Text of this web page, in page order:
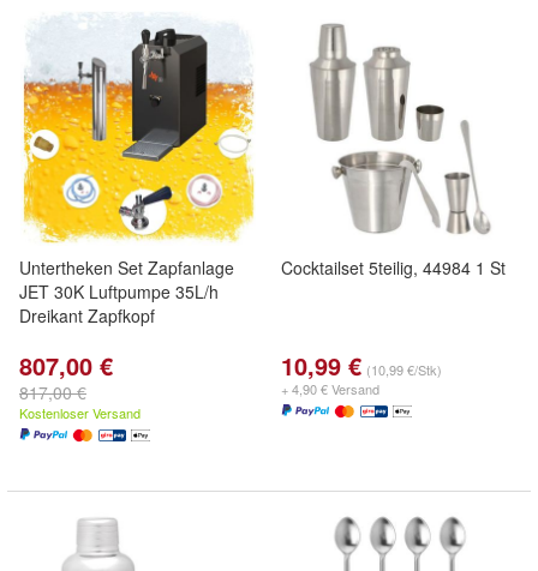
Untertheken Set Zapfanlage
JET 30K Luftpumpe 35L/h
Dreikant Zapfkopf
807,00 €
817,00 €
Kostenloser Versand
Cocktailset 5teilig, 44984 1 St
10,99 € (10,99 €/Stk)
+ 4,90 € Versand